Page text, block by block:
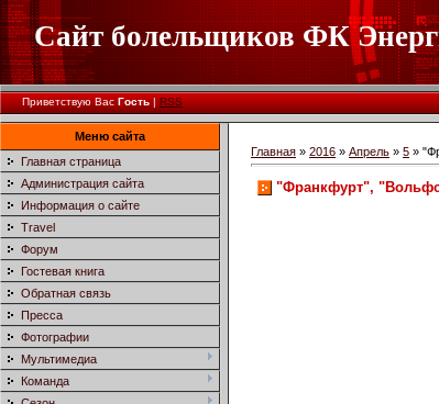
Сайт болельщиков ФК
Приветствую Вас Гость|RSS
Меню сайта
Главная страница
Администрация сайта
Информация о сайте
Travel
Форум
Гостевая книга
Обратная связь
Пресса
Фотографии
Мультимедиа
Команда
Главная » 2016 » Апрель » 5 »
"Франкфурт",